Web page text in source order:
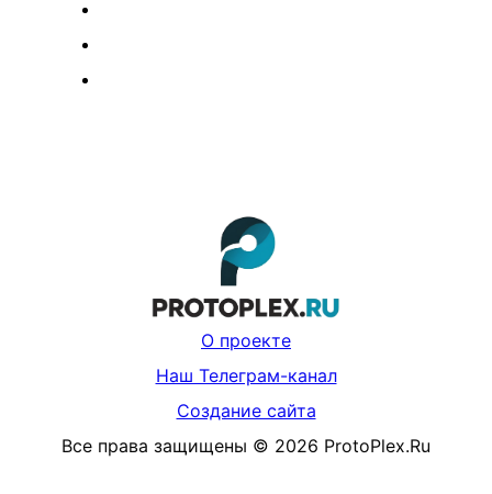
О проекте
Наш Телеграм-канал
Создание сайта
Все права защищены © 2026 ProtoPlex.Ru